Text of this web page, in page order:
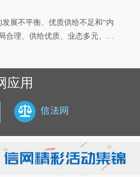
展不平衡、优质供给不足和“内
合理、供给优质、业态多元、智
应用